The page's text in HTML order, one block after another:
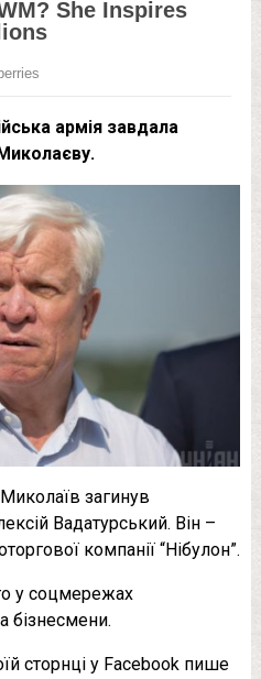
армія завдала
загинув
Вадатурський. Він –
компанії “Нібулон”.
у соцмережах
бізнесмени.
сторнці у Facebook пише